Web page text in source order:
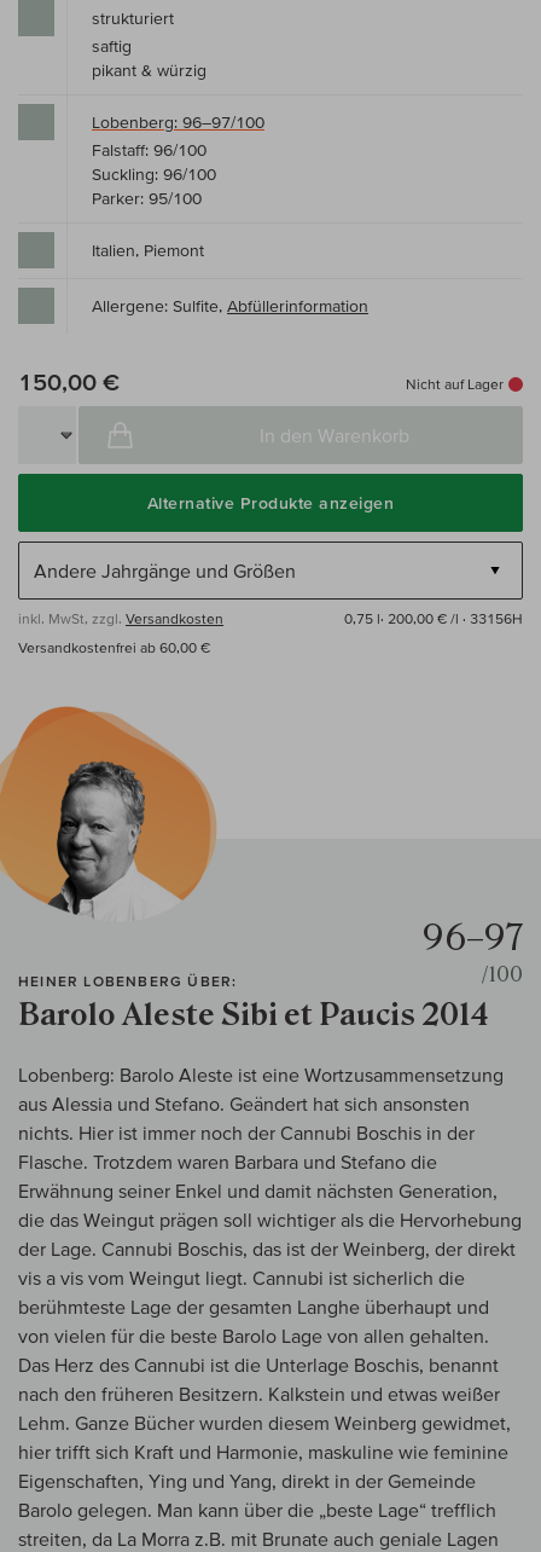
strukturiert
saftig
pikant & würzig
Lobenberg: 96–97/100
Falstaff: 96/100
Suckling: 96/100
Parker: 95/100
Italien, Piemont
Allergene: Sulfite, Abfüllerinformation
150,00 € Nicht auf Lager
In den Warenkorb
Alternative Produkte anzeigen
inkl. MwSt, zzgl. Versandkosten 0,75 l· 200,00 € /l · 33156H
Versandkostenfrei ab 60,00 €
HEINER LOBENBERG ÜBER:
Barolo Aleste Sibi et Paucis 2014
96–97
/100
Lobenberg: Barolo Aleste ist eine Wortzusammensetzung
aus Alessia und Stefano. Geändert hat sich ansonsten
nichts. Hier ist immer noch der Cannubi Boschis in der
Flasche. Trotzdem waren Barbara und Stefano die
Erwähnung seiner Enkel und damit nächsten Generation,
die das Weingut prägen soll wichtiger als die Hervorhebung
der Lage. Cannubi Boschis, das ist der Weinberg, der direkt
vis a vis vom Weingut liegt. Cannubi ist sicherlich die
berühmteste Lage der gesamten Langhe überhaupt und
von vielen für die beste Barolo Lage von allen gehalten.
Das Herz des Cannubi ist die Unterlage Boschis, benannt
nach den früheren Besitzern. Kalkstein und etwas weißer
Lehm. Ganze Bücher wurden diesem Weinberg gewidmet,
hier trifft sich Kraft und Harmonie, maskuline wie feminine
Eigenschaften, Ying und Yang, direkt in der Gemeinde
Barolo gelegen. Man kann über die „beste Lage“ trefflich
streiten, da La Morra z.B. mit Brunate auch geniale Lagen